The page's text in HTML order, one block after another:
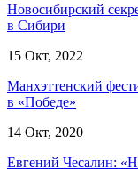
Новосибирский
в Сибири
15 Окт, 2022
Манхэттенский
в «Победе»
14 Окт, 2020
Евгений Чесалин: